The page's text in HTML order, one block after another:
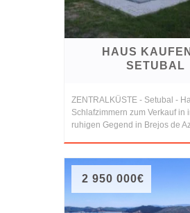
HAUS
SETUBAL
ZENTRALKÜSTE - Setubal -
Schlafzimmern zum Verkauf in
ruhigen Gegend in Brejos de
2 950 000€